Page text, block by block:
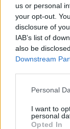
us or personal
your opt-out.
disclosure of
IAB’s list of
also be
Downstream
Personal
I want to
personal
Opted In
που θέλεις
πάντα μετά
27
Ωρίων –
συνδέονται
πνεύμα της
27